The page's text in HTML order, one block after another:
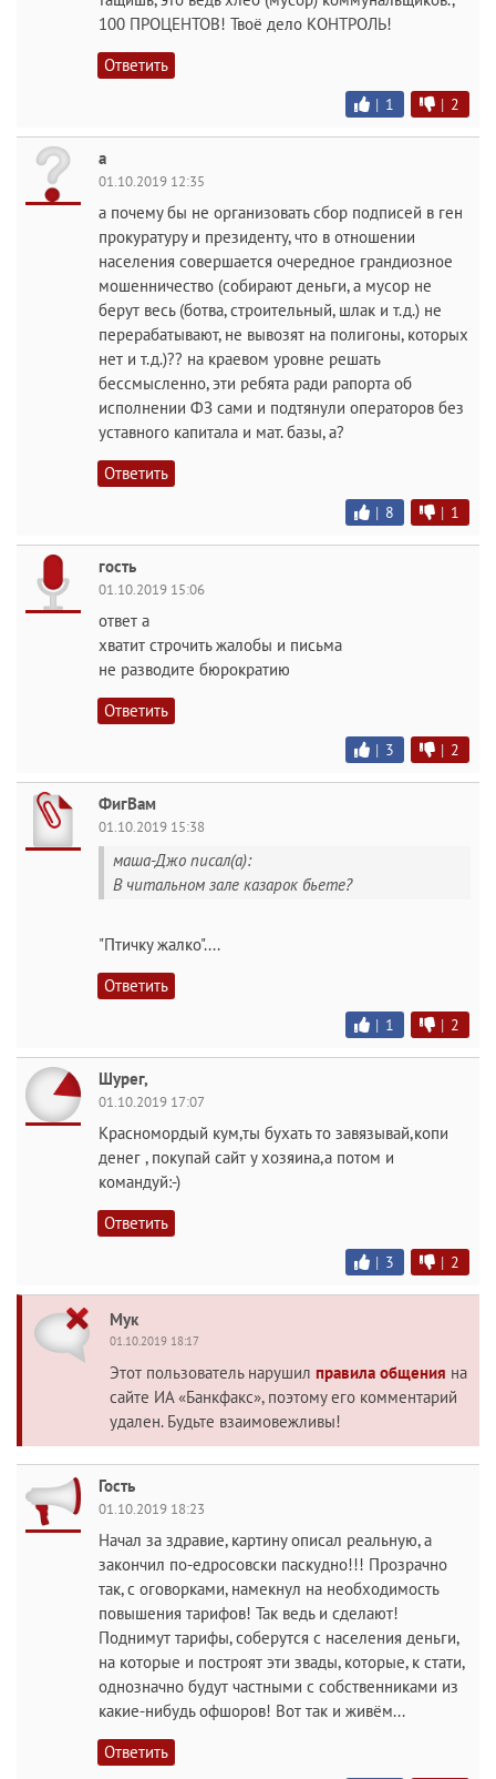
100 ПРОЦЕНТОВ! Твоё дело КОНТРОЛЬ!
Ответить
| 1 | 2
а
01.10.2019 12:35
а почему бы не организовать сбор подписей в ген
прокуратуру и президенту, что в отношении
населения совершается очередное грандиозное
мошенничество (собирают деньги, а мусор не
берут весь (ботва, строительный, шлак и т.д.) не
перерабатывают, не вывозят на полигоны, которых
нет и т.д.)?? на краевом уровне решать
бессмысленно, эти ребята ради рапорта об
исполнении ФЗ сами и подтянули операторов без
уставного капитала и мат. базы, а?
Ответить
| 8 | 1
гость
01.10.2019 15:06
ответ а
хватит строчить жалобы и письма
не разводите бюрократию
Ответить
| 3 | 2
ФигВам
01.10.2019 15:38
маша-Джо писал(а):
В читальном зале казарок бьете?
"Птичку жалко"....
Ответить
| 1 | 2
Шурег,
01.10.2019 17:07
Красномордый кум,ты бухать то завязывай,копи
денег , покупай сайт у хозяина,а потом и
командуй:-)
Ответить
| 3 | 2
Мук
01.10.2019 18:17
Этот пользователь нарушил правила общения на
сайте ИА «Банкфакс», поэтому его комментарий
удален. Будьте взаимовежливы!
Гость
01.10.2019 18:23
Начал за здравие, картину описал реальную, а
закончил по-едросовски паскудно!!! Прозрачно
так, с оговорками, намекнул на необходимость
повышения тарифов! Так ведь и сделают!
Поднимут тарифы, соберутся с населения деньги,
на которые и построят эти звады, которые, к стати,
однозначно будут частными с собственниками из
какие-нибудь офшоров! Вот так и живём...
Ответить